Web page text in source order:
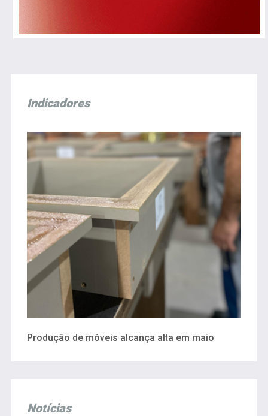
Indicadores
Produção de móveis alcança alta em maio
Notícias